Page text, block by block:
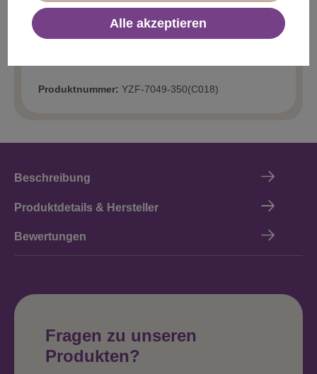
Produktnummer: YZF-7049-350(C018)
Beschreibung
Produktdetails & Hersteller
Bewertungen
Fragen zu unseren
Produkten?
Alle akzeptieren